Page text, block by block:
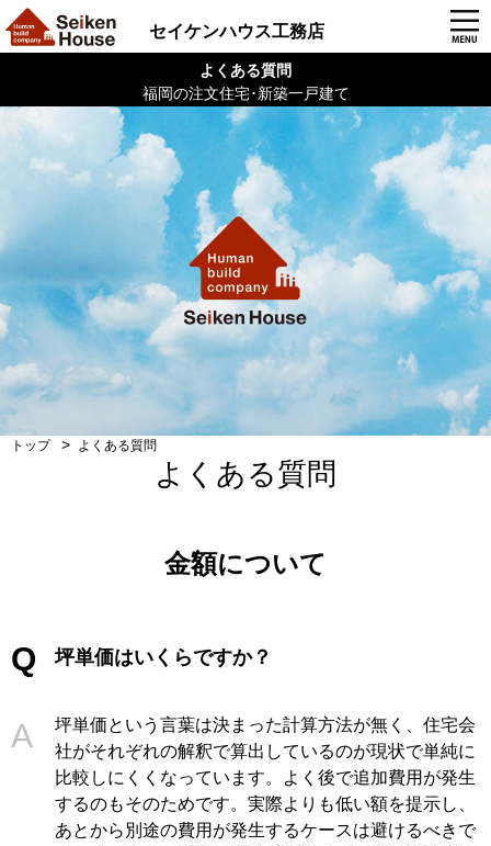
よくある質問
福岡の注文住宅･新築一戸建て
セイケンハウス工務店
トップ よくある質問
よくある質問
金額について
坪単価はいくらですか？
坪単価という言葉は決まった計算方法が無く、住宅会
社がそれぞれの解釈で算出しているのが現状で単純に
比較しにくくなっています。よく後で追加費用が発生
するのもそのためです。実際よりも低い額を提示し、
あとから別途の費用が発生するケースは避けるべきで